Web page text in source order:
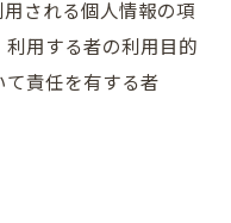
される個人情報の項
利用する者の利用目的
責任を有する者